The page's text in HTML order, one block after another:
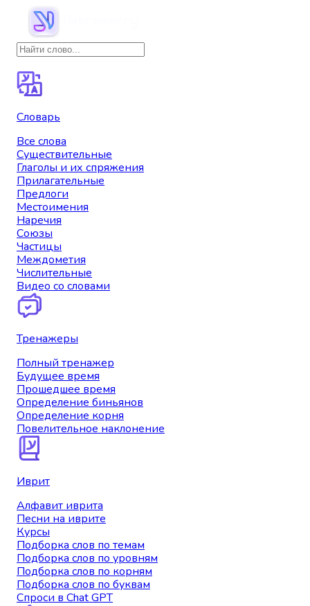
Словарь
Все слова
Существительные
Глаголы и их спряжения
Прилагательные
Предлоги
Местоимения
Наречия
Союзы
Частицы
Междометия
Числительные
Видео со словами
Тренажеры
Полный тренажер
Будущее время
Прошедшее время
Определение биньянов
Определение корня
Повелительное наклонение
Иврит
Алфавит иврита
Песни на иврите
Курсы
Подборка слов по темам
Подборка слов по уровням
Подборка слов по корням
Подборка слов по буквам
Спроси в Chat GPT